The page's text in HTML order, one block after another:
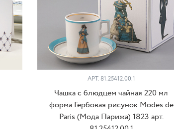
АРТ. 81.25412.00.1
Чашка с блюдцем чайная 220 мл
форма Гербовая рисунок Modes de
Paris (Мода Парижа) 1823 арт.